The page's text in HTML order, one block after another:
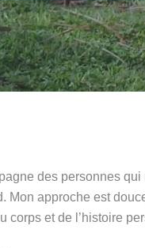
des personnes
Mon approche est
corps et de l’histoire